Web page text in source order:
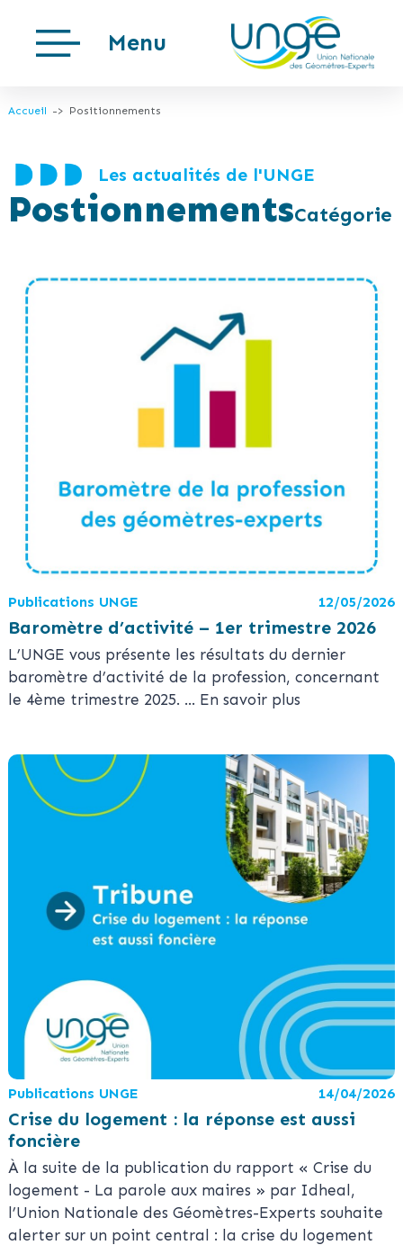
Menu
Accueil Positionnements
Les actualités de l'UNGE
PostionnementsCatégorie
Publications UNGE 12/05/2026
Baromètre d’activité – 1er trimestre 2026
L’UNGE vous présente les résultats du dernier
baromètre d’activité de la profession, concernant
le 4ème trimestre 2025. ... En savoir plus
Publications UNGE 14/04/2026
Crise du logement : la réponse est aussi
foncière
À la suite de la publication du rapport « Crise du
logement - La parole aux maires » par Idheal,
l’Union Nationale des Géomètres-Experts souhaite
alerter sur un point central : la crise du logement